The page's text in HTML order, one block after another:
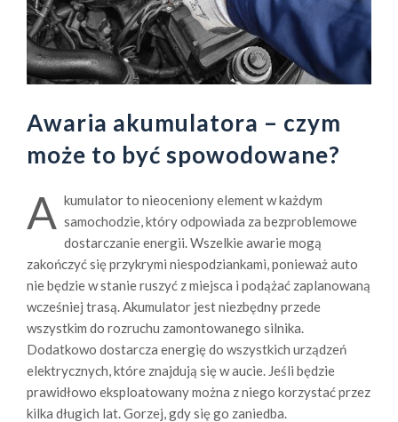
Awaria akumulatora – czym
może to być spowodowane?
A kumulator to nieoceniony element w każdym
samochodzie, który odpowiada za bezproblemowe
dostarczanie energii. Wszelkie awarie mogą
zakończyć się przykrymi niespodziankami, ponieważ auto
nie będzie w stanie ruszyć z miejsca i podążać zaplanowaną
wcześniej trasą. Akumulator jest niezbędny przede
wszystkim do rozruchu zamontowanego silnika.
Dodatkowo dostarcza energię do wszystkich urządzeń
elektrycznych, które znajdują się w aucie. Jeśli będzie
prawidłowo eksploatowany można z niego korzystać przez
kilka długich lat. Gorzej, gdy się go zaniedba.